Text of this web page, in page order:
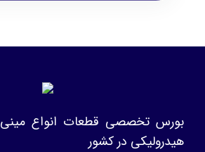
بورس تخصصی قطعات انواع مینی
هیدرولیکی در کشور